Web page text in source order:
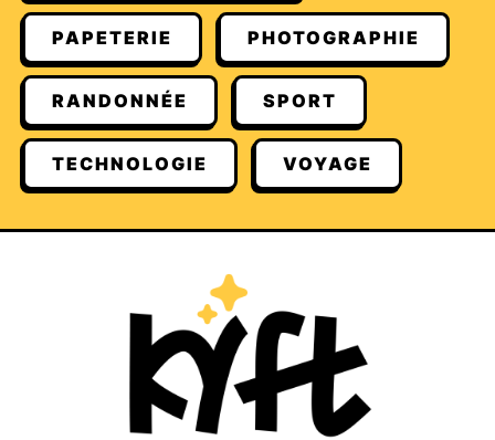
PAPETERIE PHOTOGRAPHIE
RANDONNÉE SPORT
TECHNOLOGIE VOYAGE